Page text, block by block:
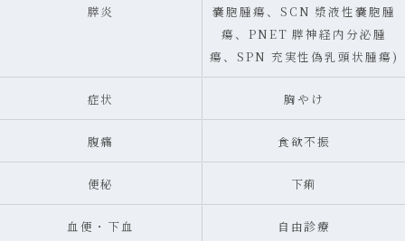
膵炎
嚢胞腫瘍、SCN 漿液性嚢胞腫
瘍、PNET 膵神経内分泌腫
瘍、SPN 充実性偽乳頭状腫瘍)
症状 胸やけ
腹痛 食欲不振
便秘 下痢
血便・下血 自由診療